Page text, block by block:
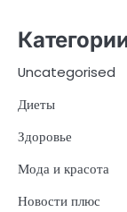
Uncategorised
Диеты
Здоровье
Мода и красота
Новости плюс